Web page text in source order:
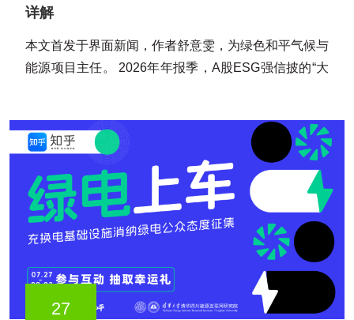
详解
本文首发于界面新闻，作者舒意雯，为绿色和平气候与
能源项目主任。 2026年年报季，A股ESG强信披的“大
27